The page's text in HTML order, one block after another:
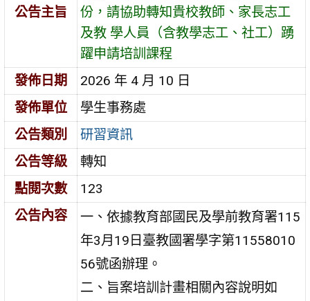
公告主旨
份，請協助轉知貴校教師、家長志工
及教 學人員（含教學志工、社工）踴
躍申請培訓課程
發佈日期
2026 年 4 月 10 日
發佈單位
學生事務處
公告類別
研習資訊
公告等級
轉知
點閱次數
123
公告內容
一、依據教育部國民及學前教育署115
年3月19日臺教國署學字第11558010
56號函辦理。
二、旨案培訓計畫相關內容說明如